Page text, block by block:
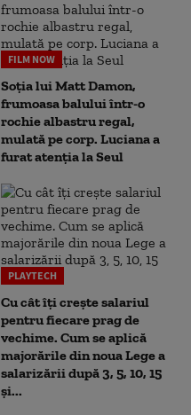
FILM NOW
Soția lui Matt Damon,
frumoasa balului într-o
rochie albastru regal,
mulată pe corp. Luciana a
furat atenția la Seul
PLAYTECH
Cu cât îți crește salariul
pentru fiecare prag de
vechime. Cum se aplică
majorările din noua Lege a
salarizării după 3, 5, 10, 15
și...